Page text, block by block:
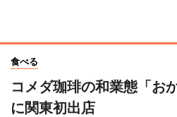
食べる
コメダ珈琲の和業態「お
に関東初出店